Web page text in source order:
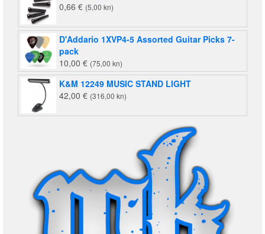
0,66 € (5,00 kn)
D'Addario 1XVP4-5 Assorted Guitar Picks 7-
pack
10,00 € (75,00 kn)
K&M 12249 MUSIC STAND LIGHT
42,00 € (316,00 kn)